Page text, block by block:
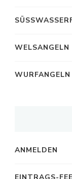
WELSANGELN
WURFANGELN
ANMELDEN